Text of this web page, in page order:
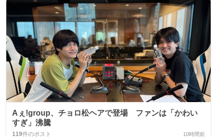
Aぇ!group、チョロ松ヘアで登場 ファンは「かわい
すぎ」沸騰
119件のポスト 10時間前